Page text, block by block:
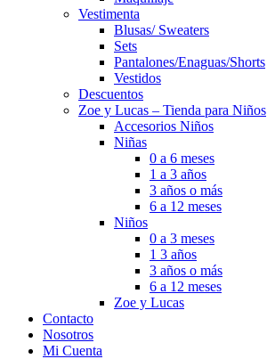
Vestimenta
Blusas/ Sweaters
Sets
Pantalones/Enaguas/Shorts
Vestidos
Descuentos
Zoe y Lucas – Tienda para Niños
Accesorios Niños
Niñas
0 a 6 meses
1 a 3 años
3 años o más
6 a 12 meses
Niños
0 a 3 meses
1 3 años
3 años o más
6 a 12 meses
Zoe y Lucas
Contacto
Nosotros
Mi Cuenta